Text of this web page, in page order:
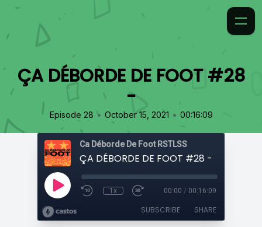
ÇA DÉBORDE DE FOOT #28
-
Episode 28 • October 15, 2021 • 00:16:09
Ca Déborde De Foot RSTLSS
ÇA DÉBORDE DE FOOT #28 -
1x 00:00 / 00:16:09
SUBSCRIBE SHARE